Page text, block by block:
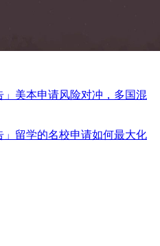
」美本申请风险对冲，多国混
」留学的名校申请如何最大化